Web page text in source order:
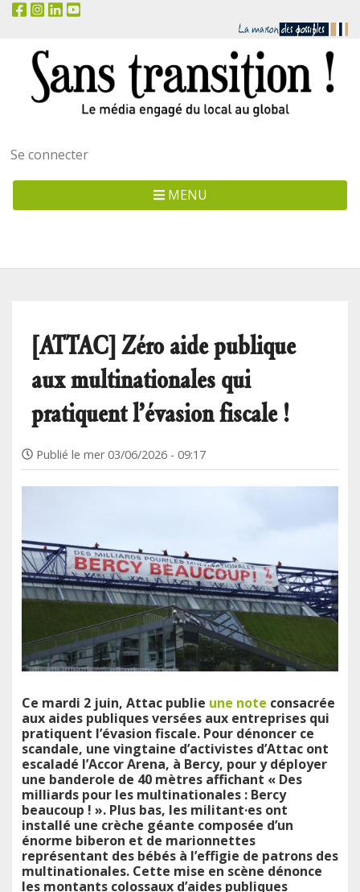
Menu
utilisateur
Se connecter
MENU
[ATTAC] Zéro aide publique
aux multinationales qui
pratiquent l’évasion fiscale !
Publié le mer 03/06/2026 - 09:17
Ce mardi 2 juin, Attac publie une note consacrée
aux aides publiques versées aux entreprises qui
pratiquent l’évasion fiscale. Pour dénoncer ce
scandale, une vingtaine d’activistes d’Attac ont
escaladé l’Accor Arena, à Bercy, pour y déployer
une banderole de 40 mètres affichant « Des
milliards pour les multinationales : Bercy
beaucoup ! ». Plus bas, les militant·es ont
installé une crèche géante composée d’un
énorme biberon et de marionnettes
représentant des bébés à l’effigie de patrons des
multinationales. Cette mise en scène dénonce
les montants colossaux d’aides publiques